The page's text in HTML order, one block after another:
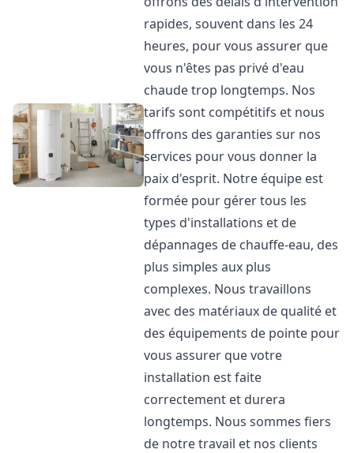
rapides, souvent dans les 24
heures, pour vous assurer que
vous n'êtes pas privé d'eau
chaude trop longtemps. Nos
tarifs sont compétitifs et nous
offrons des garanties sur nos
services pour vous donner la
paix d'esprit. Notre équipe est
formée pour gérer tous les
types d'installations et de
dépannages de chauffe-eau, des
plus simples aux plus
complexes. Nous travaillons
avec des matériaux de qualité et
des équipements de pointe pour
vous assurer que votre
installation est faite
correctement et durera
longtemps. Nous sommes fiers
de notre travail et nos clients